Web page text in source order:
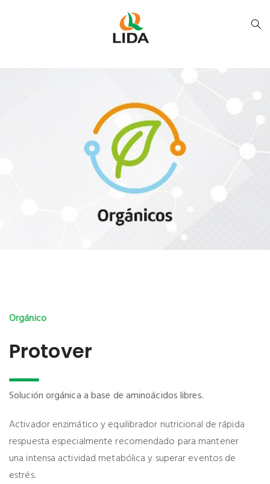
Orgánico
Protover
Solución orgánica a base de aminoácidos libres.
Activador enzimático y equilibrador nutricional de rápida
respuesta especialmente recomendado para mantener
una intensa actividad metabólica y superar eventos de
estrés.